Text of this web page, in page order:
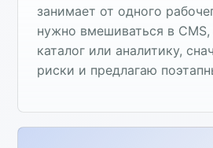
занимает от одного
нужно вмешиваться в
каталог или аналитику,
риски и предлагаю